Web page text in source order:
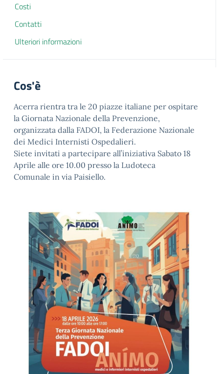
Costi
Contatti
Ulteriori informazioni
Cos'è
Acerra rientra tra le 20 piazze italiane per ospitare
la Giornata Nazionale della Prevenzione,
organizzata dalla FADOI, la Federazione Nazionale
dei Medici Internisti Ospedalieri.
Siete invitati a partecipare all’iniziativa Sabato 18
Aprile alle ore 10.00 presso la Ludoteca
Comunale in via Paisiello.